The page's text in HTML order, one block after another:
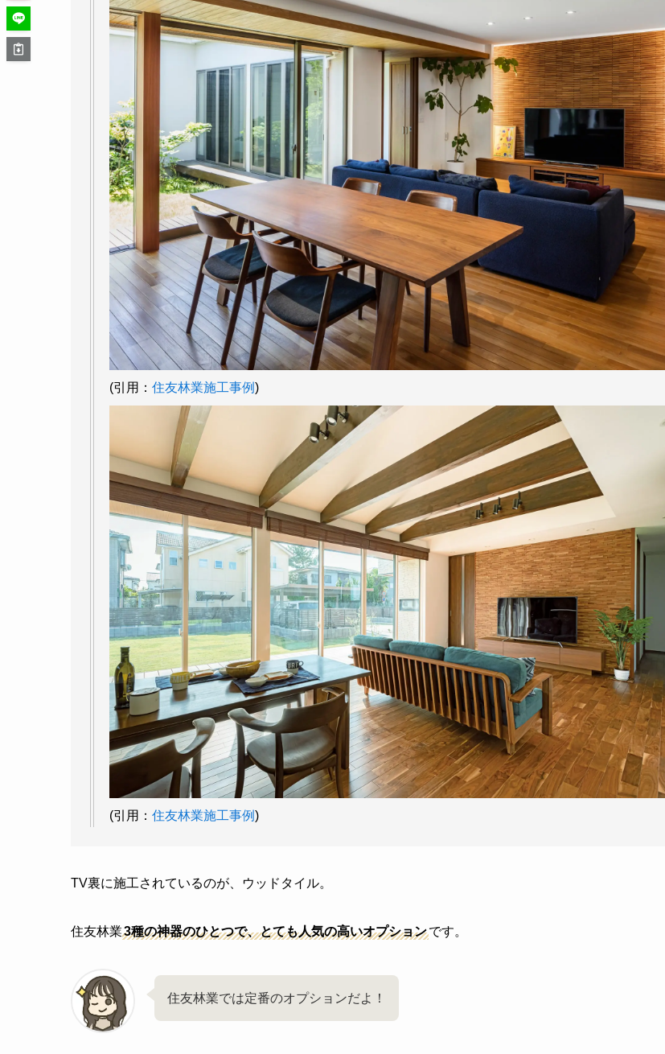
(引用： 住友林業施工事例)
(引用： 住友林業施工事例)
TV裏に施工されているのが、ウッドタイル。
住友林業3種の神器のひとつで、とても人気の高いオプションです。
住友林業では定番のオプションだよ！